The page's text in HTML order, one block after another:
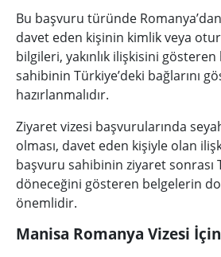
Bu başvuru türünde
davet eden kişinin kimlik veya
bilgileri, yakınlık ilişkisini
sahibinin Türkiye’deki bağlarını
hazırlanmalıdır.
Ziyaret vizesi başvurularında
olması, davet eden kişiyle olan
başvuru sahibinin ziyaret sonrası
döneceğini gösteren belgelerin
önemlidir.
Manisa Romanya Vizesi İçin